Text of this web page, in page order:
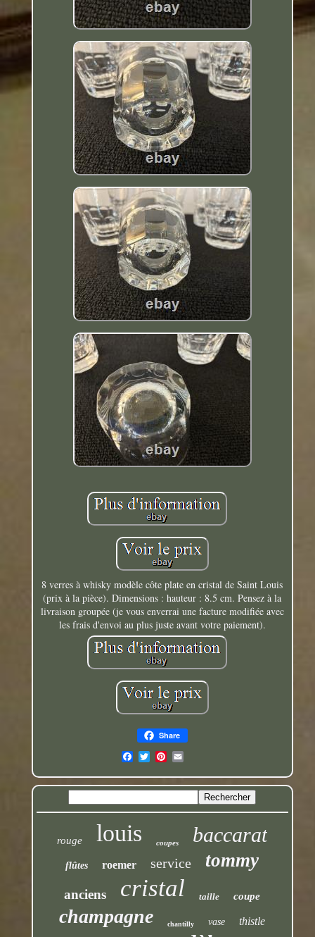
8 verres à whisky modèle côte plate en cristal de Saint Louis
(prix à la pièce). Dimensions : hauteur : 8.5 cm. Pensez à la
livraison groupée (je vous enverrai une facture modifiée avec
les frais d'envoi au plus juste avant votre paiement).
Share
rouge louis coupes baccarat
flûtes roemer service tommy
anciens cristal taille coupe
champagne chantilly vase thistle